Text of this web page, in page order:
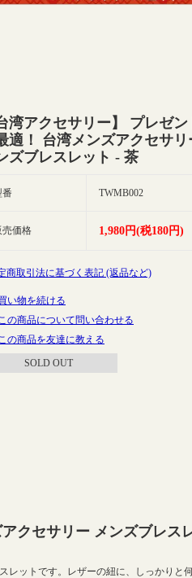
湾アクセサリー】 プレゼン
適！ 台湾メンズアクセサリ
ズブレスレット - 茶
番 TWMB002
売価格 1,980円(税180円)
商取引法に基づく表記 (返品など)
い物を続ける
の商品について問い合わせる
の商品を友達に教える
SOLD OUT
クセサリー メンズブレス
レットです。レザーの紐に、しっかりと